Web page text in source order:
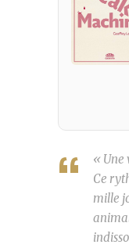
« Une
Ce
mille